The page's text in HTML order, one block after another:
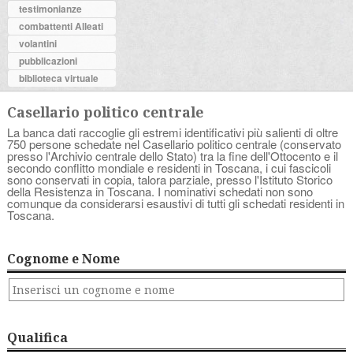
testimonianze
combattenti Alleati
volantini
pubblicazioni
biblioteca virtuale
Casellario politico centrale
La banca dati raccoglie gli estremi identificativi più salienti di oltre
750 persone schedate nel Casellario politico centrale (conservato
presso l'Archivio centrale dello Stato) tra la fine dell'Ottocento e il
secondo conflitto mondiale e residenti in Toscana, i cui fascicoli
sono conservati in copia, talora parziale, presso l'Istituto Storico
della Resistenza in Toscana. I nominativi schedati non sono
comunque da considerarsi esaustivi di tutti gli schedati residenti in
Toscana.
Cognome e Nome
Qualifica